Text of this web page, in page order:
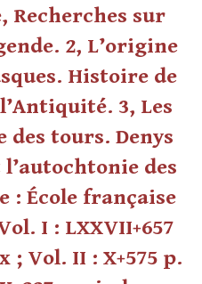
Recherches sur
2, L’origine
Histoire de
3, Les
des tours. Denys
des
: École française
I : LXXVII+657
Vol. II : X+575 p.